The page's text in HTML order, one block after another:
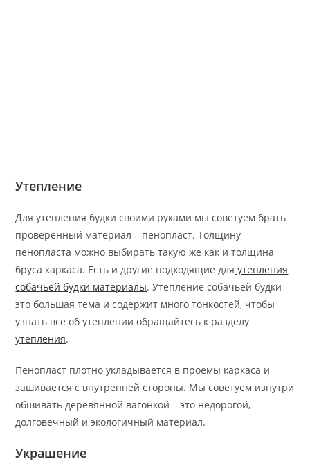
Утепление
Для утепления будки своими руками мы советуем брать
проверенный материал – пенопласт. Толщину
пенопласта можно выбирать такую же как и толщина
бруса каркаса. Есть и другие подходящие для утепления
собачьей будки материалы. Утепление собачьей будки
это большая тема и содержит много тонкостей, чтобы
узнать все об утеплении обращайтесь к разделу
утепления.
Пенопласт плотно укладывается в проемы каркаса и
зашивается с внутренней стороны. Мы советуем изнутри
обшивать деревянной вагонкой – это недорогой,
долговечный и экологичный материал.
Украшение